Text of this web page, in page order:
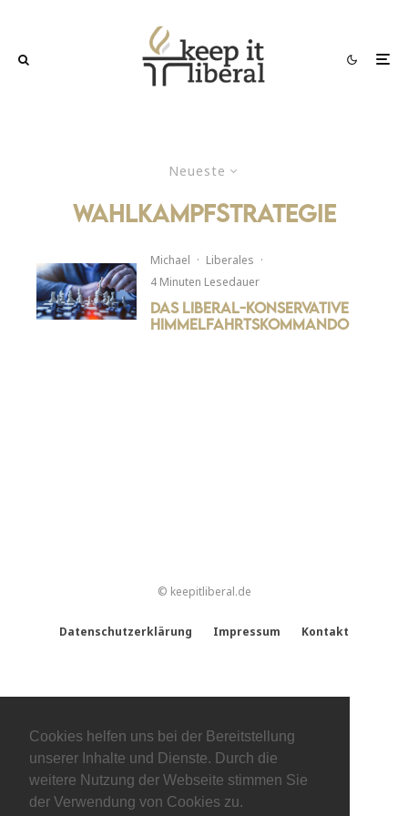
Cookies helfen uns bei der Bereitstellung
unserer Inhalte und Dienste. Durch die
weitere Nutzung der Webseite stimmen Sie
der Verwendung von Cookies zu.
Neueste
Wahlkampfstrategie
Michael · Liberales ·
4 Minuten Lesedauer
Das liberal-konservative
Himmelfahrtskommando
© keepitliberal.de
Datenschutzerklärung Impressum Kontakt